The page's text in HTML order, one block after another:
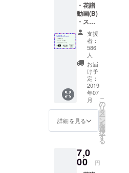
・花譜
動画(B)
・ス
テッ
カー(B)
3種 ・
オリジ
ナルT
シャツ
支援
者：
586
人
お届
け予
定：
2019
年07
月
詳細を見る
こ
の
リ
タ
ー
ン
を
選
択
す
る
7,0
00 円